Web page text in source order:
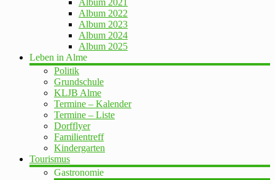
Album 2021
Album 2022
Album 2023
Album 2024
Album 2025
Leben in Alme
Politik
Grundschule
KLJB Alme
Termine – Kalender
Termine – Liste
Dorfflyer
Familientreff
Kindergarten
Tourismus
Gastronomie